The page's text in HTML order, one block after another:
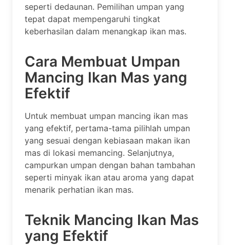
seperti dedaunan. Pemilihan umpan yang
tepat dapat mempengaruhi tingkat
keberhasilan dalam menangkap ikan mas.
Cara Membuat Umpan
Mancing Ikan Mas yang
Efektif
Untuk membuat umpan mancing ikan mas
yang efektif, pertama-tama pilihlah umpan
yang sesuai dengan kebiasaan makan ikan
mas di lokasi memancing. Selanjutnya,
campurkan umpan dengan bahan tambahan
seperti minyak ikan atau aroma yang dapat
menarik perhatian ikan mas.
Teknik Mancing Ikan Mas
yang Efektif